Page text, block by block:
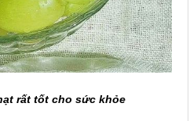
rất tốt cho sức khỏe